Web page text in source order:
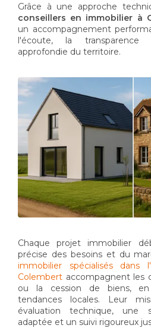
Grâce à une approche
conseillers en immobilier à
un accompagnement
l'écoute, la transparence
approfondie du territoire.
Chaque projet immobilier
précise des besoins et du
immobilier spécialisés
Colembert accompagnent les
ou la cession de biens,
tendances locales. Leur
évaluation technique, une
adaptée et un suivi rigoureux